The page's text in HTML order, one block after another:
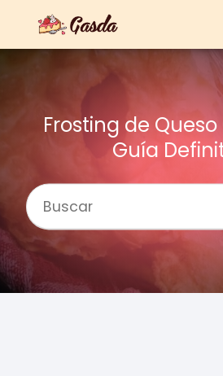
Frosting de
Guía